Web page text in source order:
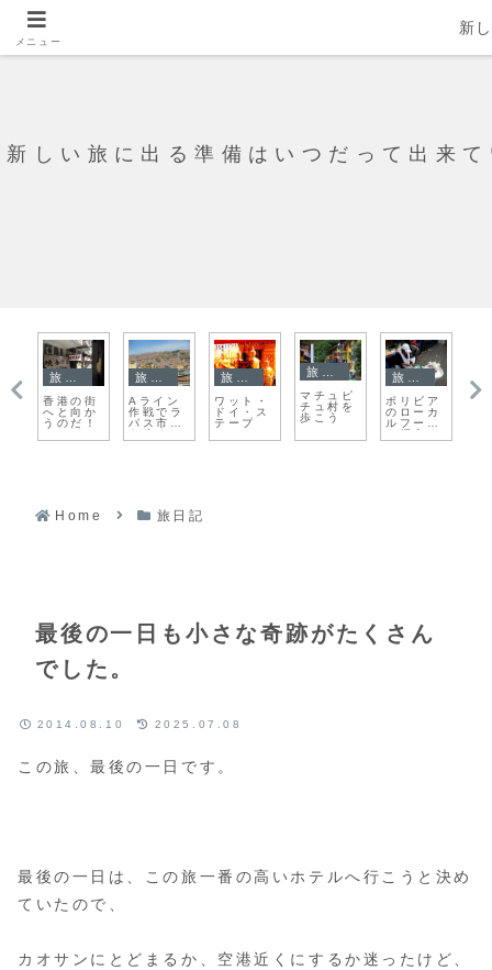
新しい旅に出る準備はいつだって出来
ア
ルアンパ
バーンの
ナイトマ
に行こ
小さなボ
ードでハ
ロン湾へ
漕ぎだす
うそつき
の旅人に
なった日
旅日記
アルゼン
チンの長
距離バス
オリティ
チェンマ
イ大学に
忍び込ん
でみよう
Home 旅日記
最後の一日も小さな奇跡がたくさん
でした。
2014.08.10 2025.07.08
この旅、最後の一日です。
最後の一日は、この旅一番の高いホテルへ行こうと決め
ていたので、
カオサンにとどまるか、空港近くにするか迷ったけど、
メニュー
新